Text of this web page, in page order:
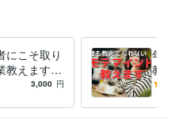
にこそ取り
教えます
一度構築
3,000 円
年下
教え
でも